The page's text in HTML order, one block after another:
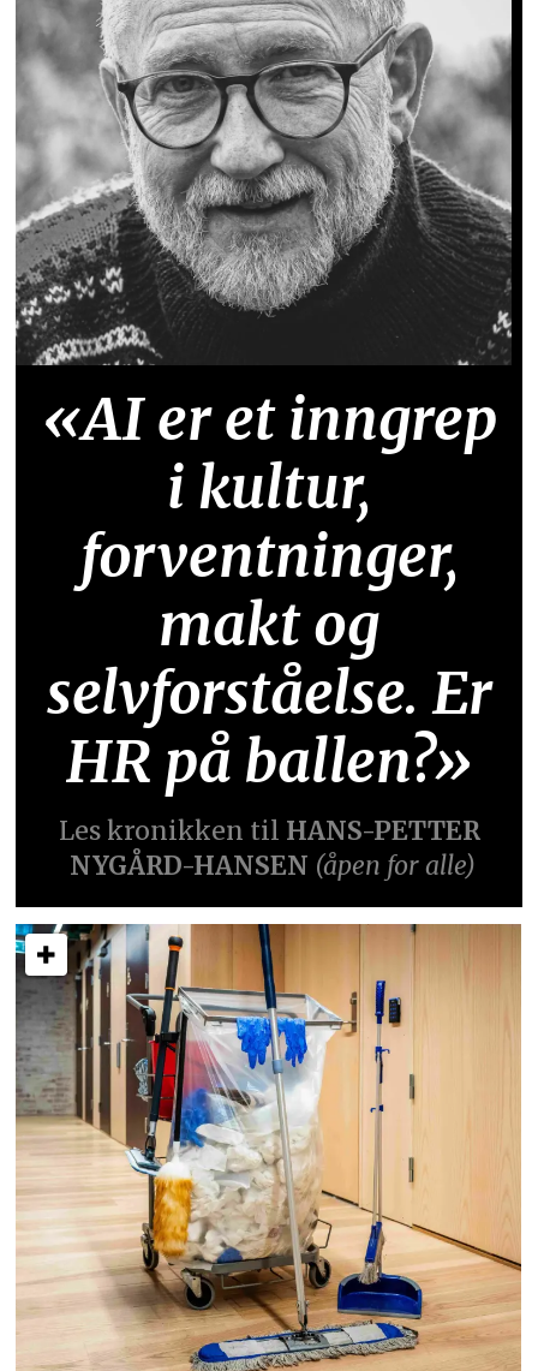
«AI er et inngrep
i kultur,
forventninger,
makt og
selvforståelse. Er
HR på ballen?»
Les kronikken til HANS-PETTER
NYGÅRD-HANSEN (åpen for alle)